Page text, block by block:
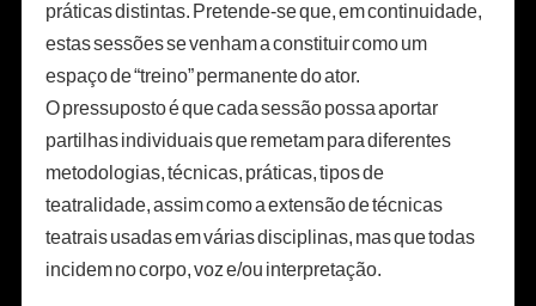
práticas distintas. Pretende-se que, em continuidade,
estas sessões se venham a constituir como um
espaço de “treino” permanente do ator.
O pressuposto é que cada sessão possa aportar
partilhas individuais que remetam para diferentes
metodologias, técnicas, práticas, tipos de
teatralidade, assim como a extensão de técnicas
teatrais usadas em várias disciplinas, mas que todas
incidem no corpo, voz e/ou interpretação.